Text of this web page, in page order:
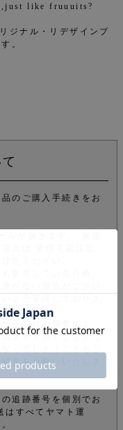
like fruuuits?
ジナル・リデザインブ
。
のご購入手続きをお
ら弊社の審査によ
させて頂くことがご
ってしまうこともご
きをお願いいたしま
追跡番号を個別でお
はすべてヤマト運